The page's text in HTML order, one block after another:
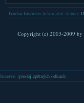
Trocha historie: Informační stránky
Copyright (c) 2003-2009 by
Inzerce: (prodej zpětných odkazů )